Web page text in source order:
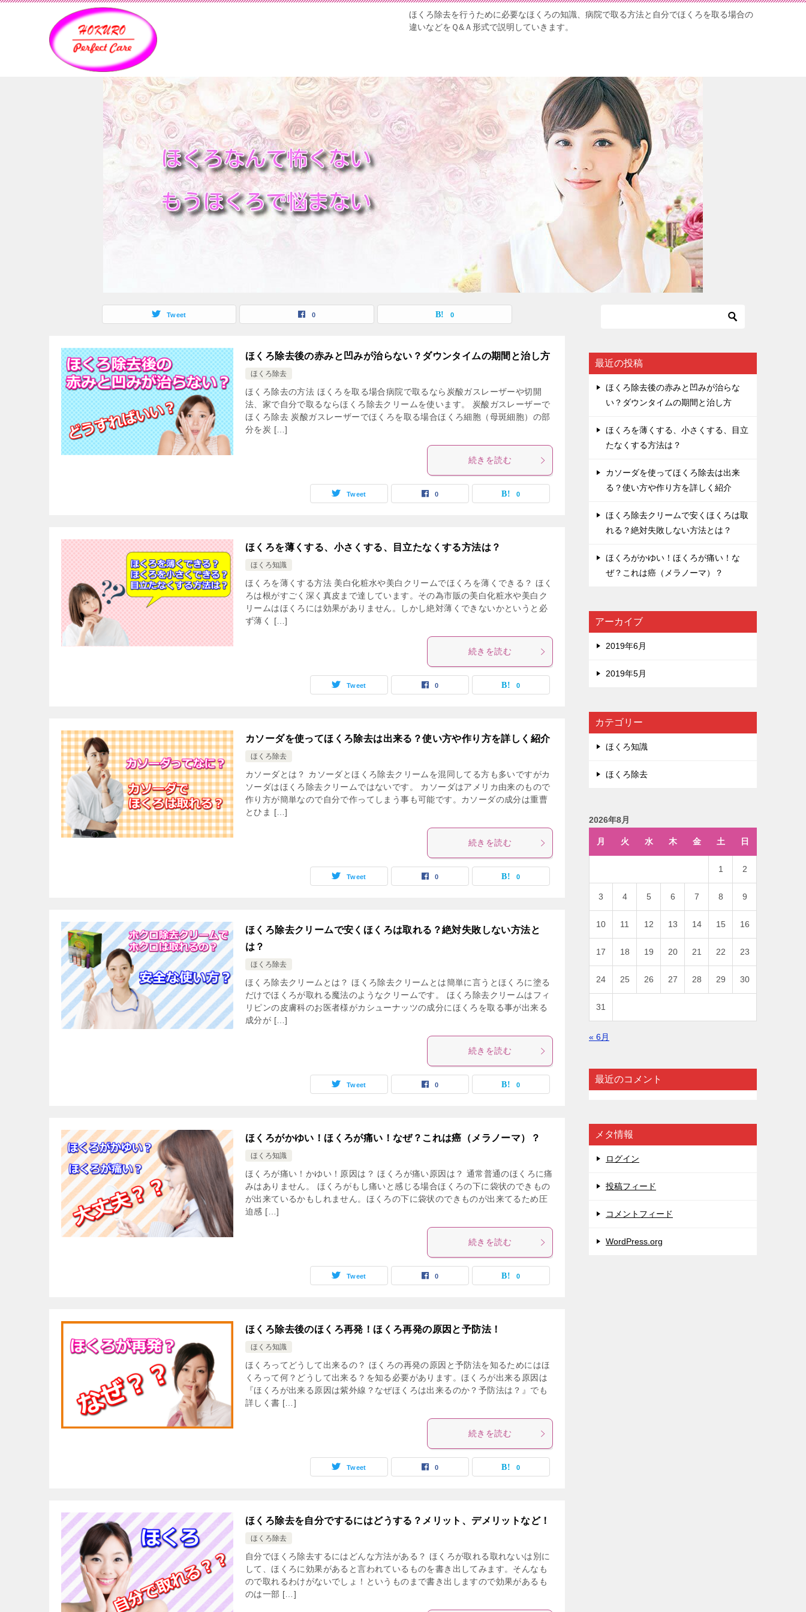
ほくろ除去を行うために必要なほくろの知識、病院で取る方法と自分でほくろを取る場合の
違いなどをＱ&Ａ形式で説明していきます。
Tweet 0 0
ほくろ除去後の赤みと凹みが治らない？ダウンタイムの期間と治し方
ほくろ除去
ほくろ除去の方法 ほくろを取る場合病院で取るなら炭酸ガスレーザーや切開
法、家で自分で取るならほくろ除去クリームを使います。 炭酸ガスレーザーで
ほくろ除去 炭酸ガスレーザーでほくろを取る場合ほくろ細胞（母斑細胞）の部
分を炭 […]
続きを読む
Tweet 0 0
ほくろを薄くする、小さくする、目立たなくする方法は？
ほくろ知識
ほくろを薄くする方法 美白化粧水や美白クリームでほくろを薄くできる？ ほく
ろは根がすごく深く真皮まで達しています。その為市販の美白化粧水や美白ク
リームはほくろには効果がありません。しかし絶対薄くできないかというと必
ず薄く […]
続きを読む
Tweet 0 0
カソーダを使ってほくろ除去は出来る？使い方や作り方を詳しく紹介
ほくろ除去
カソーダとは？ カソーダとほくろ除去クリームを混同してる方も多いですがカ
ソーダはほくろ除去クリームではないです。 カソーダはアメリカ由来のもので
作り方が簡単なので自分で作ってしまう事も可能です。カソーダの成分は重曹
とひま […]
続きを読む
Tweet 0 0
ほくろ除去クリームで安くほくろは取れる？絶対失敗しない方法と
は？
ほくろ除去
ほくろ除去クリームとは？ ほくろ除去クリームとは簡単に言うとほくろに塗る
だけでほくろが取れる魔法のようなクリームです。 ほくろ除去クリームはフィ
リピンの皮膚科のお医者様がカシューナッツの成分にほくろを取る事が出来る
成分が […]
続きを読む
Tweet 0 0
ほくろがかゆい！ほくろが痛い！なぜ？これは癌（メラノーマ）？
ほくろ知識
ほくろが痛い！かゆい！原因は？ ほくろが痛い原因は？ 通常普通のほくろに痛
みはありません。 ほくろがもし痛いと感じる場合ほくろの下に袋状のできもの
が出来ているかもしれません。ほくろの下に袋状のできものが出来てるため圧
迫感 […]
続きを読む
Tweet 0 0
ほくろ除去後のほくろ再発！ほくろ再発の原因と予防法！
ほくろ知識
ほくろってどうして出来るの？ ほくろの再発の原因と予防法を知るためにはほ
くろって何？どうして出来る？を知る必要があります。ほくろが出来る原因は
『ほくろが出来る原因は紫外線？なぜほくろは出来るのか？予防法は？』でも
詳しく書 […]
続きを読む
Tweet 0 0
ほくろ除去を自分でするにはどうする？メリット、デメリットなど！
ほくろ除去
自分でほくろ除去するにはどんな方法がある？ ほくろが取れる取れないは別に
して、ほくろに効果があると言われているものを書き出してみます。そんなも
ので取れるわけがないでしょ！というものまで書き出しますので効果があるも
のは一部 […]
最近の投稿
ほくろ除去後の赤みと凹みが治らな
い？ダウンタイムの期間と治し方
ほくろを薄くする、小さくする、目立
たなくする方法は？
カソーダを使ってほくろ除去は出来
る？使い方や作り方を詳しく紹介
ほくろ除去クリームで安くほくろは取
れる？絶対失敗しない方法とは？
ほくろがかゆい！ほくろが痛い！な
ぜ？これは癌（メラノーマ）？
アーカイブ
2019年6月
2019年5月
カテゴリー
ほくろ知識
ほくろ除去
2026年8月
月 火 水 木 金 土 日
1 2
3 4 5 6 7 8 9
10 11 12 13 14 15 16
17 18 19 20 21 22 23
24 25 26 27 28 29 30
31
« 6月
最近のコメント
メタ情報
ログイン
投稿フィード
コメントフィード
WordPress.org